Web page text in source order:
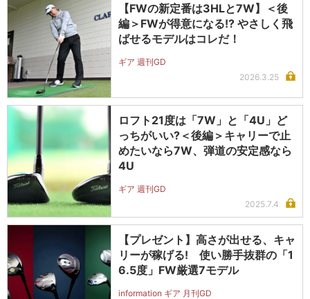
【FWの新定番は3HLと7W】＜後
編＞FWが得意になる!? やさしく飛
ばせるモデルはコレだ！
ギア 週刊GD
2026.3.25
ロフト21度は「7W」と「4U」ど
っちがいい?＜後編＞キャリーで止
めたいなら7W、弾道の安定感なら
4U
ギア 週刊GD
2025.7.4
【プレゼント】高さが出せる、キャ
リーが稼げる! 使い勝手抜群の「1
6.5度」FW厳選7モデル
information ギア 月刊GD